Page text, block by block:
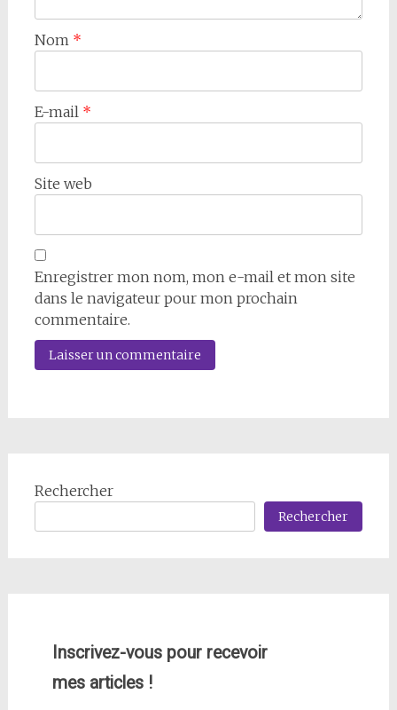
Nom *
E-mail *
Site web
Enregistrer mon nom, mon e-mail et mon site
dans le navigateur pour mon prochain
commentaire.
Rechercher
Rechercher
Inscrivez-vous pour recevoir
mes articles !